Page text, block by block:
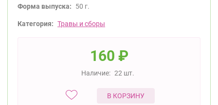
Форма выпуска: 50 г.
Категория: Травы и сборы
160 ₽
Наличие: 22 шт.
В КОРЗИНУ